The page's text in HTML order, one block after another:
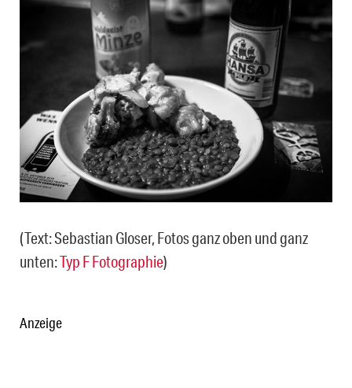
(Text: Sebastian Gloser, Fotos ganz oben und ganz
unten:Typ F Fotographie)
Anzeige